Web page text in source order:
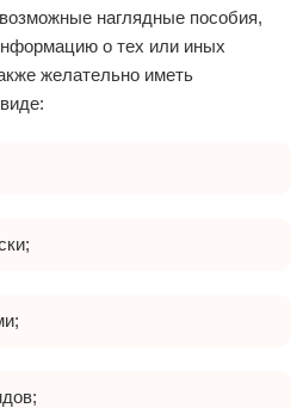
наглядные пособия,
о тех или иных
желательно иметь